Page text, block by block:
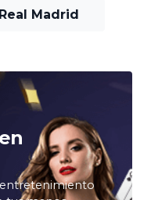
Real Madrid